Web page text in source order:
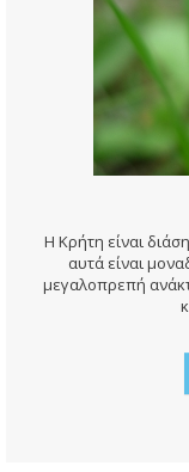
Η Κρήτη είναι
αυτά είναι
μεγαλοπρεπή